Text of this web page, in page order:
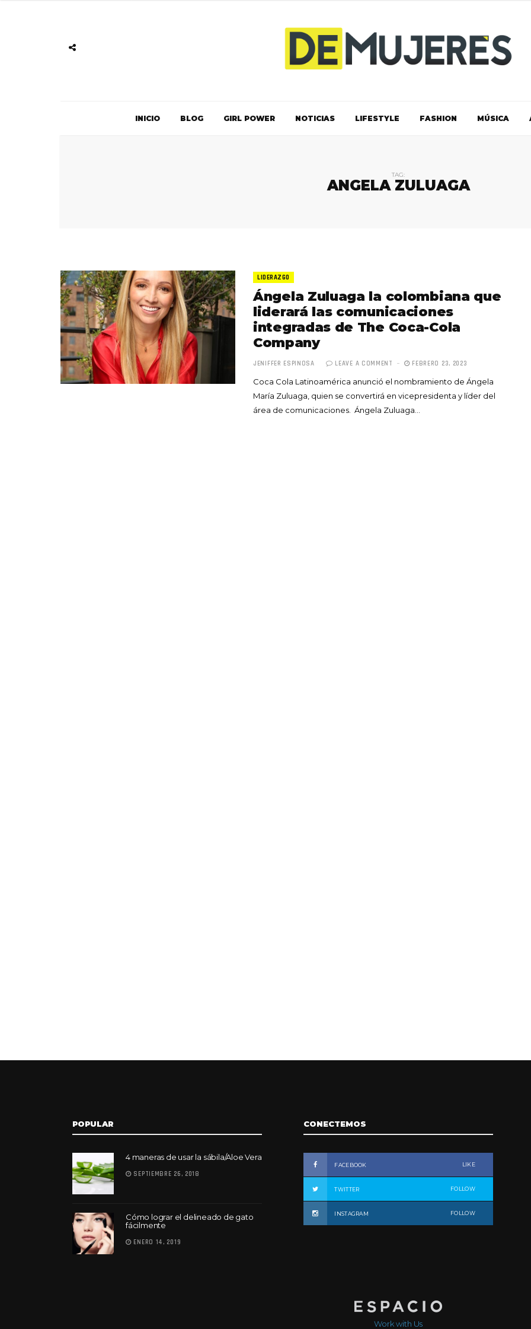
INICIO BLOG GIRL POWER NOTICIAS LIFESTYLE FASHION MÚSICA
TAG:
ANGELA ZULUAGA
LIDERAZGO
Ángela Zuluaga la colombiana que
liderará las comunicaciones
integradas de The Coca-Cola
Company
JENIFFER ESPINOSA LEAVE A COMMENT FEBRERO 23, 2023
Coca Cola Latinoamérica anunció el nombramiento de Ángela
María Zuluaga, quien se convertirá en vicepresidenta y líder del
área de comunicaciones. Ángela Zuluaga…
Totó la Momposina: el
adiós a la gran
cantadora que llevó las
raíces colombianas al
mundo a través de su
POPULAR
4 maneras de usar la sábila/Aloe Vera
SEPTIEMBRE 26, 2018
Cómo lograr el delineado de gato
fácilmente
ENERO 14, 2019
CONECTEMOS
FACEBOOK LIKE
TWITTER FOLLOW
INSTAGRAM FOLLOW
Work with Us